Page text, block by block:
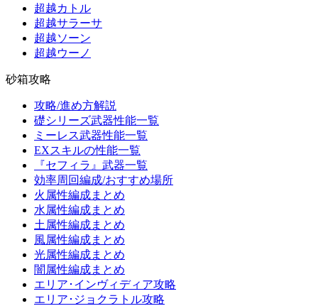
超越カトル
超越サラーサ
超越ソーン
超越ウーノ
砂箱攻略
攻略/進め方解説
礎シリーズ武器性能一覧
ミーレス武器性能一覧
EXスキルの性能一覧
『セフィラ』武器一覧
効率周回編成/おすすめ場所
火属性編成まとめ
水属性編成まとめ
土属性編成まとめ
風属性編成まとめ
光属性編成まとめ
闇属性編成まとめ
エリア･インヴィディア攻略
エリア･ジョクラトル攻略